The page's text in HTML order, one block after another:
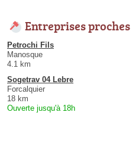
Entreprises proches
Petrochi Fils
Manosque
4.1 km
Sogetrav 04 Lebre
Forcalquier
18 km
Ouverte jusqu'à 18h